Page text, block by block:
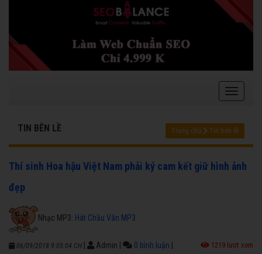
TIN BÊN LỀ Trang chủ Tin bên lề
Thí sinh Hoa hậu Việt Nam phải ký cam kết giữ hình ảnh
đẹp
Nhạc MP3: Hát Chầu Văn MP3
06/09/2018 9:05:04 CH Admin 0 bình luận 1219 lượt xem